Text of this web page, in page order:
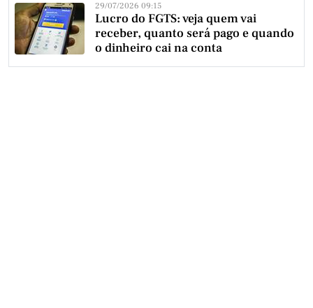
29/07/2026 09:15
Lucro do FGTS: veja quem vai
receber, quanto será pago e quando
o dinheiro cai na conta